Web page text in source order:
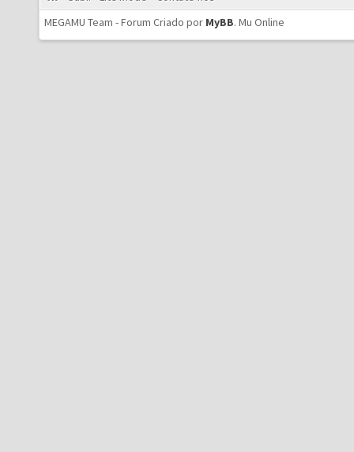
MEGAMU Team - Forum Criado por MyBB. Mu Online